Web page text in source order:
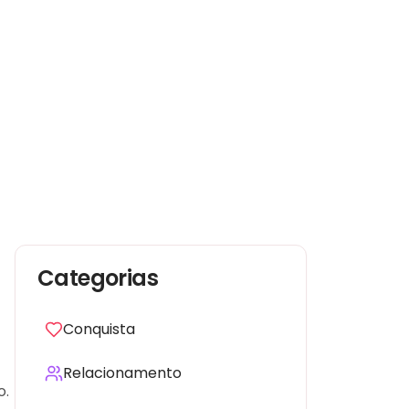
Categorias
Conquista
Relacionamento